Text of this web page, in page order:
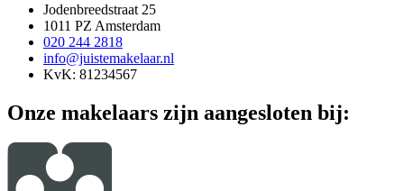
Jodenbreedstraat 25
1011 PZ Amsterdam
020 244 2818
info@juistemakelaar.nl
KvK: 81234567
Onze makelaars zijn aangesloten bij: